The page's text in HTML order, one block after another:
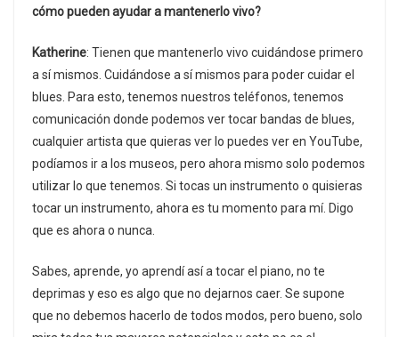
cómo pueden ayudar a mantenerlo vivo?
Katherine: Tienen que mantenerlo vivo cuidándose primero
a sí mismos. Cuidándose a sí mismos para poder cuidar el
blues. Para esto, tenemos nuestros teléfonos, tenemos
comunicación donde podemos ver tocar bandas de blues,
cualquier artista que quieras ver lo puedes ver en YouTube,
podíamos ir a los museos, pero ahora mismo solo podemos
utilizar lo que tenemos. Si tocas un instrumento o quisieras
tocar un instrumento, ahora es tu momento para mí. Digo
que es ahora o nunca.
Sabes, aprende, yo aprendí así a tocar el piano, no te
deprimas y eso es algo que no dejarnos caer. Se supone
que no debemos hacerlo de todos modos, pero bueno, solo